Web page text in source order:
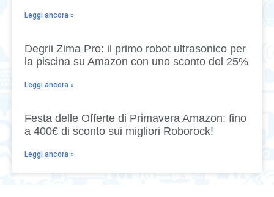
Leggi ancora »
Degrii Zima Pro: il primo robot ultrasonico per
la piscina su Amazon con uno sconto del 25%
Leggi ancora »
Festa delle Offerte di Primavera Amazon: fino
a 400€ di sconto sui migliori Roborock!
Leggi ancora »